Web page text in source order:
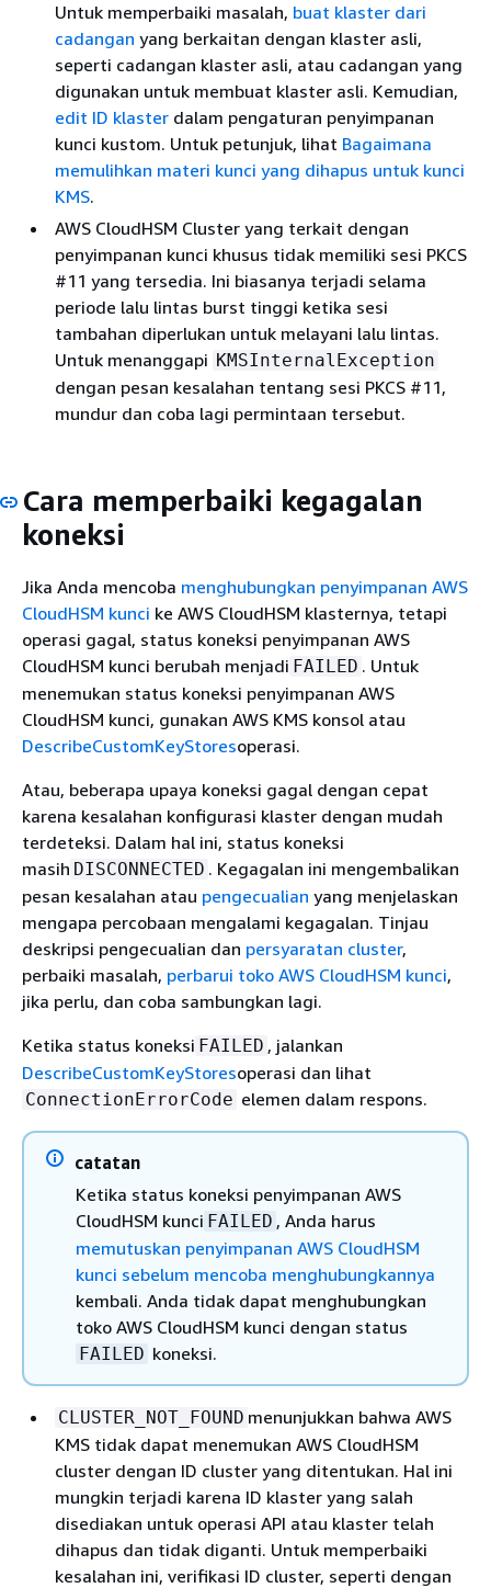
Untuk memperbaiki masalah, buat klaster dari
cadangan yang berkaitan dengan klaster asli,
seperti cadangan klaster asli, atau cadangan yang
digunakan untuk membuat klaster asli. Kemudian,
edit ID klaster dalam pengaturan penyimpanan
kunci kustom. Untuk petunjuk, lihat Bagaimana
memulihkan materi kunci yang dihapus untuk kunci
KMS.
AWS CloudHSM Cluster yang terkait dengan
penyimpanan kunci khusus tidak memiliki sesi PKCS
#11 yang tersedia. Ini biasanya terjadi selama
periode lalu lintas burst tinggi ketika sesi
tambahan diperlukan untuk melayani lalu lintas.
Untuk menanggapi KMSInternalException
dengan pesan kesalahan tentang sesi PKCS #11,
mundur dan coba lagi permintaan tersebut.
Cara memperbaiki kegagalan
koneksi
Jika Anda mencoba menghubungkan penyimpanan AWS
CloudHSM kunci ke AWS CloudHSM klasternya, tetapi
operasi gagal, status koneksi penyimpanan AWS
CloudHSM kunci berubah menjadi FAILED . Untuk
menemukan status koneksi penyimpanan AWS
CloudHSM kunci, gunakan AWS KMS konsol atau
DescribeCustomKeyStoresoperasi.
Atau, beberapa upaya koneksi gagal dengan cepat
karena kesalahan konfigurasi klaster dengan mudah
terdeteksi. Dalam hal ini, status koneksi
masih DISCONNECTED . Kegagalan ini mengembalikan
pesan kesalahan atau pengecualian yang menjelaskan
mengapa percobaan mengalami kegagalan. Tinjau
deskripsi pengecualian dan persyaratan cluster,
perbaiki masalah, perbarui toko AWS CloudHSM kunci,
jika perlu, dan coba sambungkan lagi.
Ketika status koneksi FAILED , jalankan
DescribeCustomKeyStoresoperasi dan lihat
ConnectionErrorCode elemen dalam respons.
catatan
Ketika status koneksi penyimpanan AWS
CloudHSM kunci FAILED , Anda harus
memutuskan penyimpanan AWS CloudHSM
kunci sebelum mencoba menghubungkannya
kembali. Anda tidak dapat menghubungkan
toko AWS CloudHSM kunci dengan status
FAILED koneksi.
CLUSTER_NOT_FOUND menunjukkan bahwa AWS
KMS tidak dapat menemukan AWS CloudHSM
cluster dengan ID cluster yang ditentukan. Hal ini
mungkin terjadi karena ID klaster yang salah
disediakan untuk operasi API atau klaster telah
dihapus dan tidak diganti. Untuk memperbaiki
kesalahan ini, verifikasi ID cluster, seperti dengan